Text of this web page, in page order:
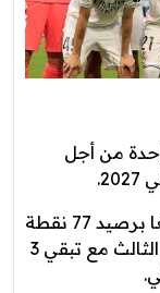
من أجل
ويحتل الفريق الملكي وصافة ترتيب الليغا برصيد 77 نقطة
بفارق 8 نقاط عن فياريال صاحب المركز الثالث مع تبقي 3